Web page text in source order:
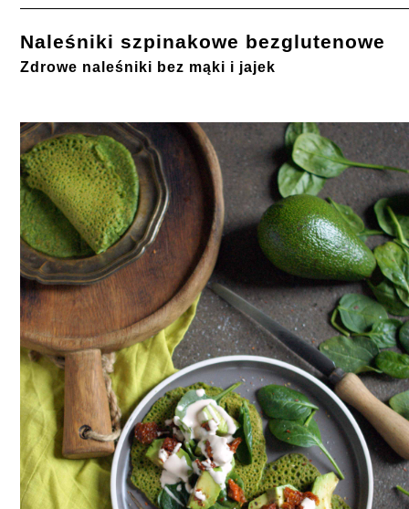
Naleśniki szpinakowe bezglutenowe
Zdrowe naleśniki bez mąki i jajek